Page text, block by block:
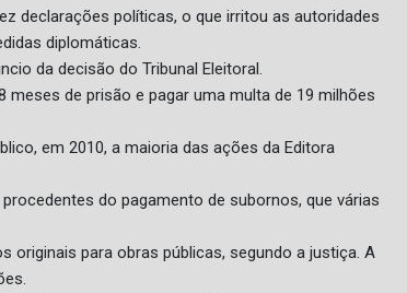
declarações políticas, o que irritou as autoridades
diplomáticas.
da decisão do Tribunal Eleitoral.
de prisão e pagar uma multa de 19 milhões
em 2010, a maioria das ações da Editora
do pagamento de subornos, que várias
originais para obras públicas, segundo a justiça. A